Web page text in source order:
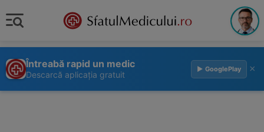
Întreabă rapid un medic
Descarcă aplicația gratuit
▶ GooglePlay ×